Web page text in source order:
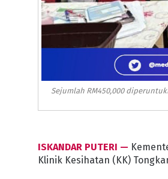
Sejumlah RM450,000
ISKANDAR PUTERI —
Klinik Kesihatan (KK)